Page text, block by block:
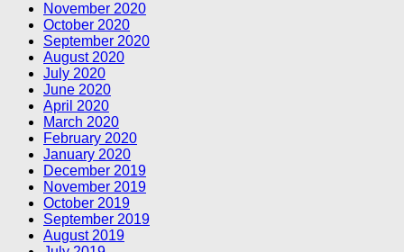
November 2020
October 2020
September 2020
August 2020
July 2020
June 2020
April 2020
March 2020
February 2020
January 2020
December 2019
November 2019
October 2019
September 2019
August 2019